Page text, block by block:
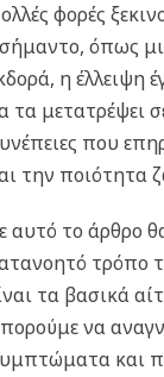
φορές
όπως
η έλλειψη
τα μετατρέψει
που
την ποιότητα
αυτό το άρθρο
τρόπο
τα βασικά
να
και